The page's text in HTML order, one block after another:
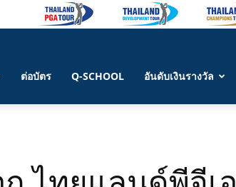
ต่อบัตร Q-SCHOOL อันดับเงินรางวัล